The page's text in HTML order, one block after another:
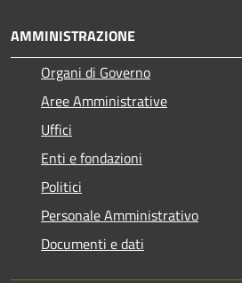
AMMINISTRAZIONE
Organi di Governo
Aree Amministrative
Uffici
Enti e fondazioni
Politici
Personale Amministrativo
Documenti e dati